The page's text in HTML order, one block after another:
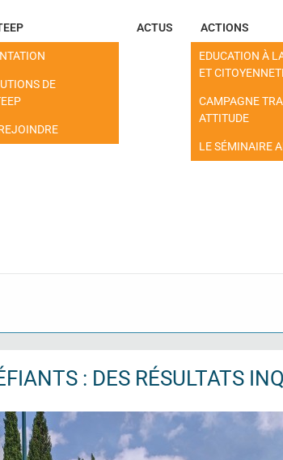
DE
ACTUS ACTIONS
EDUCATION À
ET
CAMPAGNE
ATTITUDE
LE SÉMINAIRE
: DES RÉSULTATS